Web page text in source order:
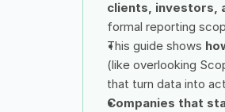
clients, investors,
formal reporting
This guide shows
(like overlooking
that turn data into
Companies that